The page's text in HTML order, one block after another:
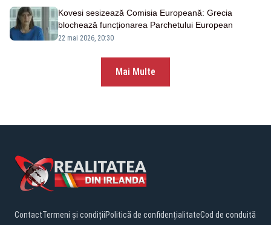
Kovesi sesizează Comisia Europeană: Grecia
blochează funcționarea Parchetului European
22 mai 2026, 20:30
Mai Multe
ContactTermeni și condițiiPolitică de confidențialitateCod de conduită